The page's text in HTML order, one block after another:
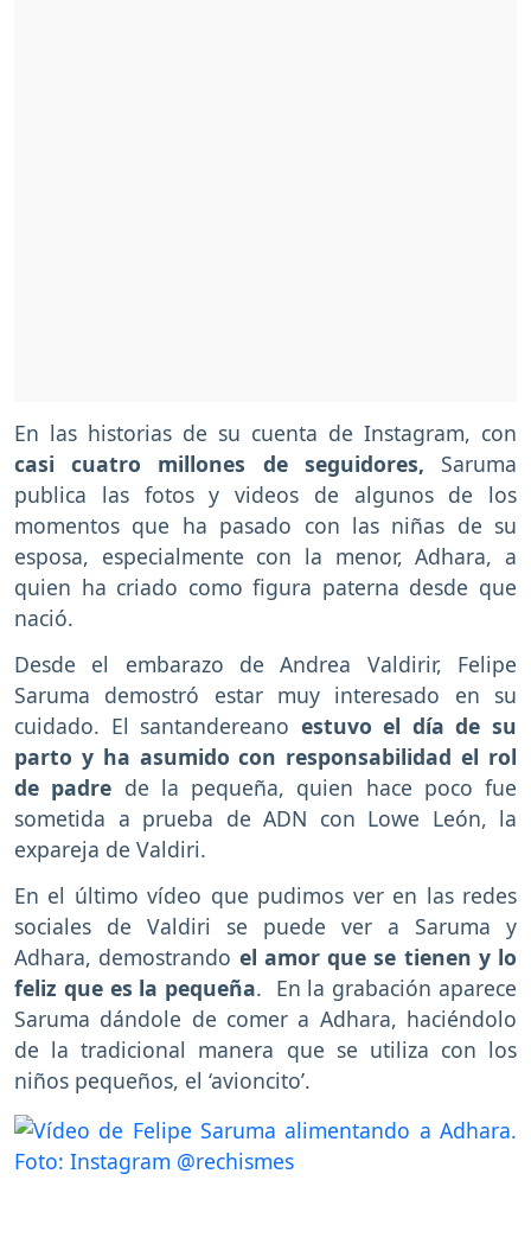
En las historias de su cuenta de Instagram, con
casi cuatro millones de seguidores, Saruma
publica las fotos y videos de algunos de los
momentos que ha pasado con las niñas de su
esposa, especialmente con la menor, Adhara, a
quien ha criado como figura paterna desde que
nació.
Desde el embarazo de Andrea Valdirir, Felipe
Saruma demostró estar muy interesado en su
cuidado. El santandereano estuvo el día de su
parto y ha asumido con responsabilidad el rol
de padre de la pequeña, quien hace poco fue
sometida a prueba de ADN con Lowe León, la
expareja de Valdiri.
En el último vídeo que pudimos ver en las redes
sociales de Valdiri se puede ver a Saruma y
Adhara, demostrando el amor que se tienen y lo
feliz que es la pequeña. En la grabación aparece
Saruma dándole de comer a Adhara, haciéndolo
de la tradicional manera que se utiliza con los
niños pequeños, el ‘avioncito’.